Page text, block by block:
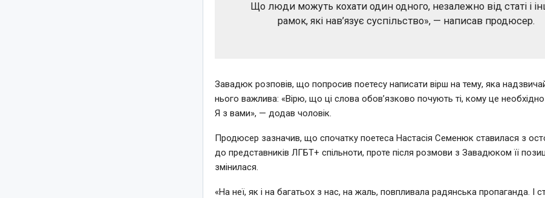
Що люди можуть кохати один одного, незалежно від статі і
рамок, які нав’язує суспільство», — написав продюсер.
Завадюк розповів, що попросив поетесу написати вірш на тему, яка
нього важлива: «Вірю, що ці слова обов’язково почують ті, кому це необхідно
Я з вами», — додав чоловік.
Продюсер зазначив, що спочатку поетеса Настасія Семенюк ставилася з
до представників ЛГБТ+ спільноти, проте після розмови з Завадюком її
змінилася.
«На неї, як і на багатьох з нас, на жаль, повпливала радянська пропаганда. І